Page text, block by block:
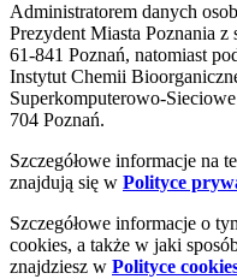
Administratorem danych
Prezydent Miasta Poznania
61-841 Poznań, natomiast
Instytut Chemii
Superkomputerowo-
704 Poznań.
Szczegółowe informacje na
znajdują się w Polityce
Szczegółowe informacje o
cookies, a także w jaki
znajdziesz w Polityce